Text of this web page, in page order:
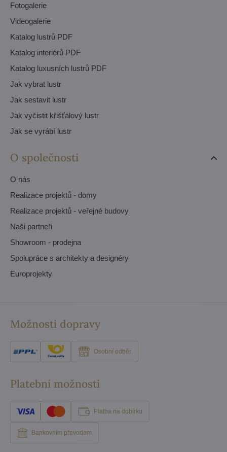
Fotogalerie
Videogalerie
Katalog lustrů PDF
Katalog interiérů PDF
Katalog luxusních lustrů PDF
Jak vybrat lustr
Jak sestavit lustr
Jak vyčistit křišťálový lustr
Jak se vyrábí lustr
O společnosti
O nás
Realizace projektů - domy
Realizace projektů - veřejné budovy
Naši partneři
Showroom - prodejna
Spolupráce s architekty a designéry
Europrojekty
Možnosti dopravy
Osobní odběr
Platební možnosti
Platba na dobírku
Bankovním převodem